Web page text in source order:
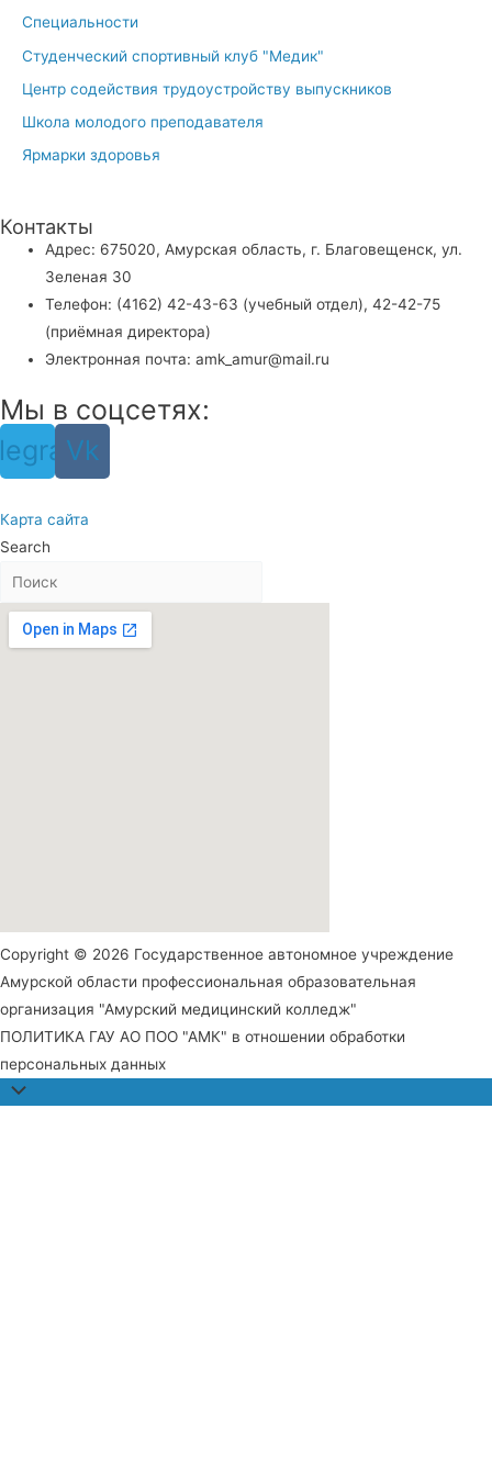
Специальности
Студенческий спортивный клуб "Медик"
Центр содействия трудоустройству выпускников
Школа молодого преподавателя
Ярмарки здоровья
Контакты
Адрес: 675020, Амурская область, г. Благовещенск, ул.
Зеленая 30
Телефон: (4162) 42-43-63 (учебный отдел), 42-42-75
(приёмная директора)
Электронная почта: amk_amur@mail.ru
Мы в соцсетях:
Vk
Карта сайта
Search
Copyright © 2026 Государственное автономное учреждение
Амурской области профессиональная образовательная
организация "Амурский медицинский колледж"
ПОЛИТИКА ГАУ АО ПОО "АМК" в отношении обработки
персональных данных
Прокрутить